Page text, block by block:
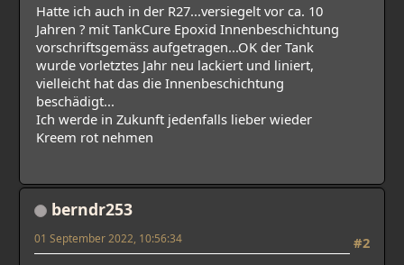
Hatte ich auch in der R27...versiegelt vor ca. 10
Jahren ? mit TankCure Epoxid Innenbeschichtung
vorschriftsgemäss aufgetragen...OK der Tank
wurde vorletztes Jahr neu lackiert und liniert,
vielleicht hat das die Innenbeschichtung
beschädigt...
Ich werde in Zukunft jedenfalls lieber wieder
Kreem rot nehmen
berndr253
#2
01 September 2022, 10:56:34